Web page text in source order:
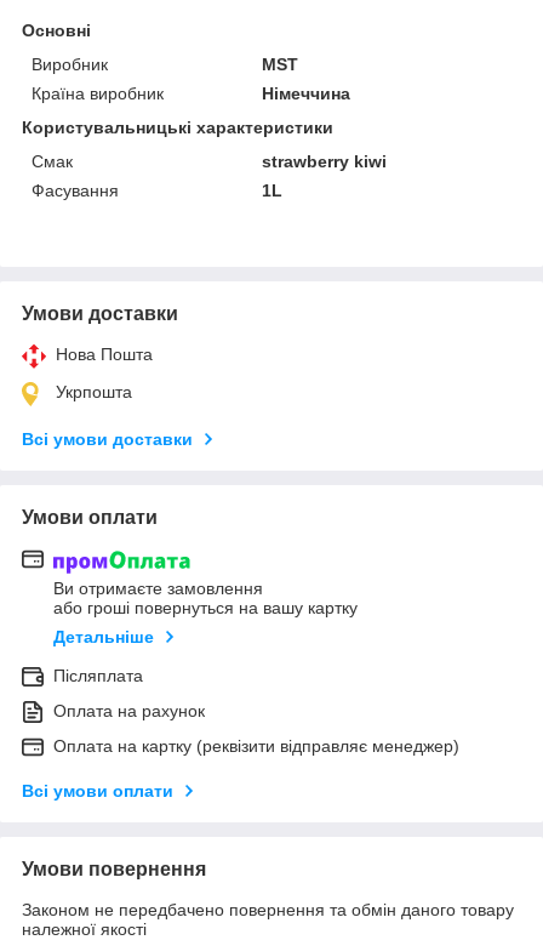
Основні
Виробник
MST
Країна виробник
Німеччина
Користувальницькі характеристики
Смак
strawberry kiwi
Фасування
1L
Умови доставки
Нова Пошта
Укрпошта
Всі умови доставки
Умови оплати
Ви отримаєте замовлення
або гроші повернуться на вашу картку
Детальніше
Післяплата
Оплата на рахунок
Оплата на картку (реквізити відправляє менеджер)
Всі умови оплати
Умови повернення
Законом не передбачено повернення та обмін даного товару
належної якості